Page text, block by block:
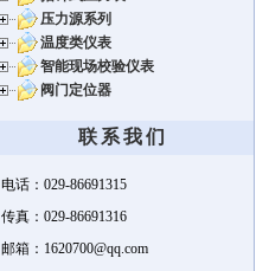
压力源系列
温度类仪表
智能现场校验仪表
阀门定位器
联系我们
电话：029-86691315
传真：029-86691316
邮箱：1620700@qq.com